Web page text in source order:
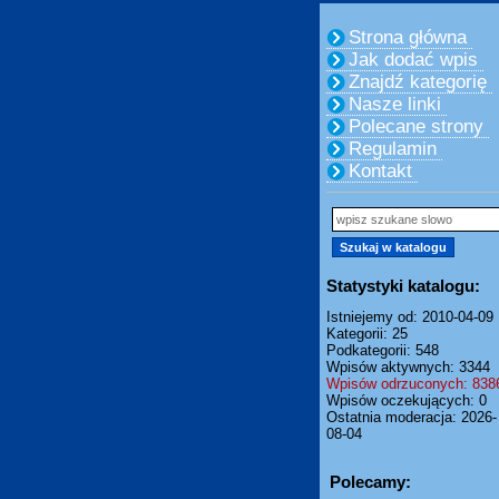
Strona główna
Jak dodać wpis
Znajdź kategorię
Nasze linki
Polecane strony
Regulamin
Kontakt
Statystyki katalogu:
Istniejemy od: 2010-04-09
Kategorii: 25
Podkategorii: 548
Wpisów aktywnych: 3344
Wpisów odrzuconych:
Wpisów oczekujących: 0
Ostatnia moderacja: 2026-
08-04
Polecamy: